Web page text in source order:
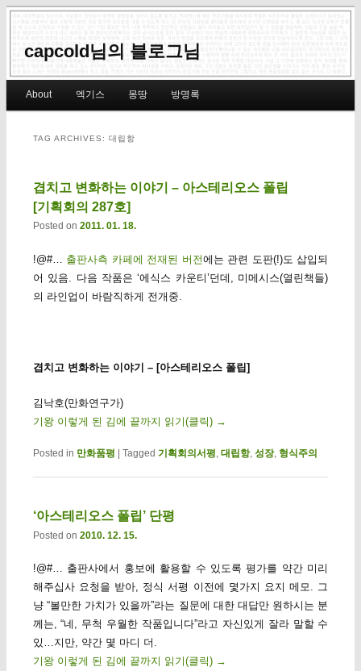
capcold님의 블로그님
Skip to primary content
Skip to secondary content
About 엑기스 몽땅 방명록
TAG ARCHIVES: 대립항
겹치고 변화하는 이야기 – 아스테리오스 폴립
[기획회의 287호]
Posted on 2011. 01. 18.
!@#… 출판사측 카페에 전재된 버전에는 관련 도판(!)도 삽입되
어 있음. 다음 작품은 ‘에식스 카운티’던데, 미메시스(열린책들)
의 라인업이 바람직하게 전개중.
겹치고 변화하는 이야기 – [아스테리오스 폴립]
김낙호(만화연구가)
기왕 이렇게 된 김에 끝까지 읽기(클릭) →
Posted in 만화품평 Tagged 기획회의서평, 대립항, 성장, 형식주의
‘아스테리오스 폴립’ 단평
Posted on 2010. 12. 15.
!@#… 출판사에서 홍보에 활용할 수 있도록 평가를 약간 미리
해주십사 요청을 받아, 정식 서평 이전에 몇가지 요지 메모. 그
냥 “볼만한 가치가 있을까”라는 질문에 대한 대답만 원하시는 분
께는, “네, 무척 우월한 작품입니다”라고 자신있게 잘라 말할 수
있…지만, 약간 몇 마디 더.
기왕 이렇게 된 김에 끝까지 읽기(클릭) →